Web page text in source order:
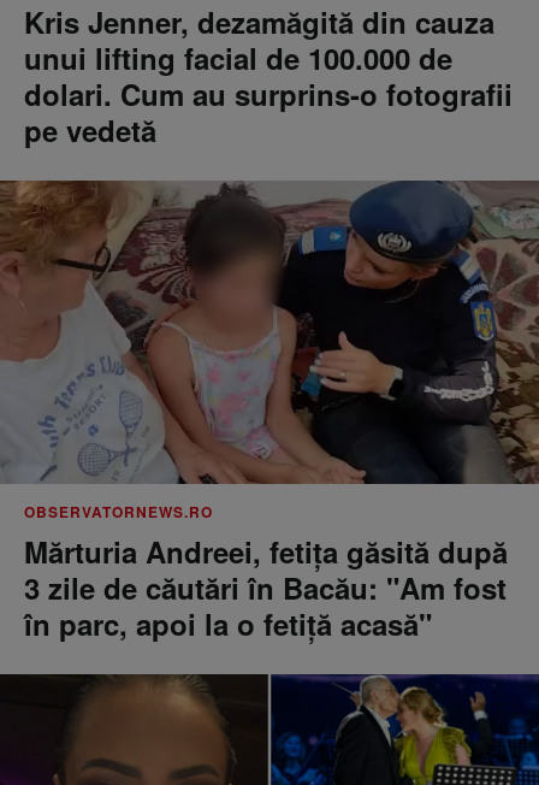
Kris Jenner, dezamăgită din cauza
unui lifting facial de 100.000 de
dolari. Cum au surprins-o fotografii
pe vedetă
OBSERVATORNEWS.RO
Mărturia Andreei, fetiţa găsită după
3 zile de căutări în Bacău: "Am fost
în parc, apoi la o fetiţă acasă"